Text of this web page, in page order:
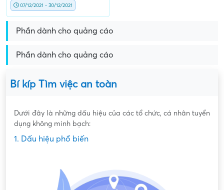
07/12/2021 - 30/12/2021
Phần dành cho quảng cáo
Phần dành cho quảng cáo
Bí kíp Tìm việc an toàn
Dưới đây là những dấu hiệu của các tổ chức, cá nhân tuyển
dụng không minh bạch:
1. Dấu hiệu phổ biến